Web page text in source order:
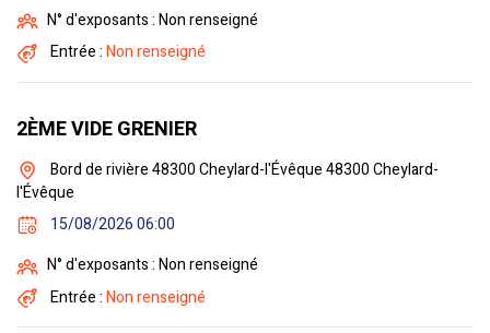
N° d'exposants : Non renseigné
Entrée :Non renseigné
2ÈME VIDE GRENIER
Bord de rivière 48300 Cheylard-l'Évêque 48300 Cheylard-
l'Évêque
15/08/2026 06:00
N° d'exposants : Non renseigné
Entrée :Non renseigné